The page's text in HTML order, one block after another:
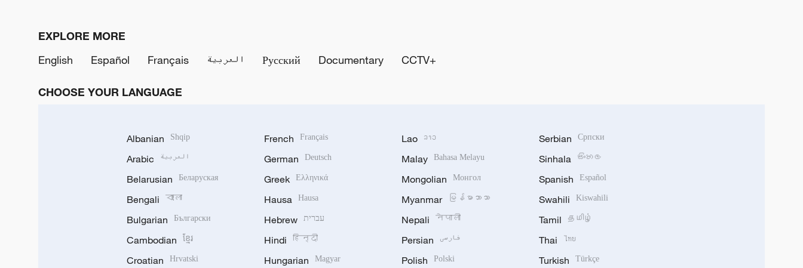
EXPLORE MORE
English
Español Français العربية Русский Documentary CCTV+
CHOOSE YOUR LANGUAGE
Albanian Shqip
Arabic العربية
Belarusian Беларуская
Bengali বাংলা
Bulgarian Български
Cambodian ខ្មែរ
Croatian Hrvatski
French Français
German Deutsch
Greek Ελληνικά
Hausa Hausa
Hebrew עברית
Hindi हिन्दी
Hungarian Magyar
Lao ລາວ
Malay Bahasa Melayu
Mongolian Монгол
Myanmar မြန်မာဘာသာ
Nepali नेपाली
Persian فارسی
Polish Polski
Serbian Српски
Sinhala සිංහල
Spanish Español
Swahili Kiswahili
Tamil தமிழ்
Thai ไทย
Turkish Türkçe